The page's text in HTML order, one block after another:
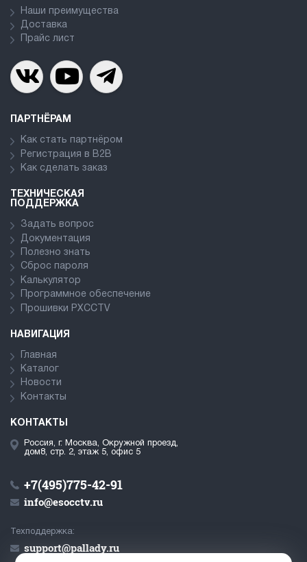
Наши преимущества
Доставка
Прайс лист
ПАРТНЁРАМ
Как стать партнёром
Регистрация в В2В
Как сделать заказ
ТЕХНИЧЕСКАЯ
ПОДДЕРЖКА
Задать вопрос
Документация
Полезно знать
Сброс пароля
Калькулятор
Программное обеспечение
Прошивки PXCCTV
НАВИГАЦИЯ
Главная
Каталог
Новости
Контакты
КОНТАКТЫ
Россия, г. Москва, Окружной проезд,
дом8, стр. 2, этаж 5, офис 5
+7(495)775-42-91
info@esocctv.ru
Техподдержка:
support@pallady.ru